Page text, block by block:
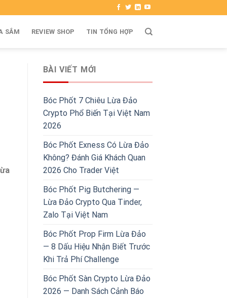
SẮM REVIEW SHOP TIN TỔNG HỢP
BÀI VIẾT MỚI
Bóc Phốt 7 Chiêu Lừa Đảo
Crypto Phổ Biến Tại Việt Nam
2026
Bóc Phốt Exness Có Lừa Đảo
Không? Đánh Giá Khách Quan
2026 Cho Trader Việt
Bóc Phốt Pig Butchering —
Lừa Đảo Crypto Qua Tinder,
Zalo Tại Việt Nam
Bóc Phốt Prop Firm Lừa Đảo
— 8 Dấu Hiệu Nhận Biết Trước
Khi Trả Phí Challenge
Bóc Phốt Sàn Crypto Lừa Đảo
2026 — Danh Sách Cảnh Báo